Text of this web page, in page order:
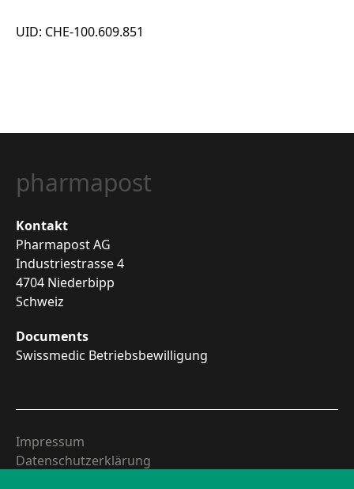
UID: CHE-100.609.851
pharmapost
Kontakt
Pharmapost AG
Industriestrasse 4
4704 Niederbipp
Schweiz
Documents
Swissmedic Betriebsbewilligung
Impressum
Datenschutzerklärung